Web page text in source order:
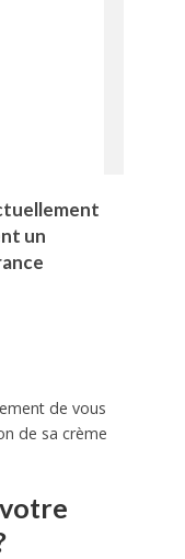
un
de vous
de sa crème